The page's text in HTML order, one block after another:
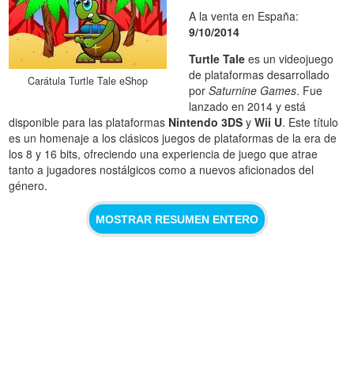
Carátula Turtle Tale eShop
A la venta en España:
9/10/2014
Turtle Tale es un videojuego
de plataformas desarrollado
porSaturnine Games. Fue
lanzado en 2014 y está
disponible para las plataformas Nintendo 3DS yWii U. Este título
es un homenaje a los clásicos juegos de plataformas de la era de
los 8 y 16 bits, ofreciendo una experiencia de juego que atrae
tanto a jugadores nostálgicos como a nuevos aficionados del
género.
MOSTRAR RESUMEN ENTERO